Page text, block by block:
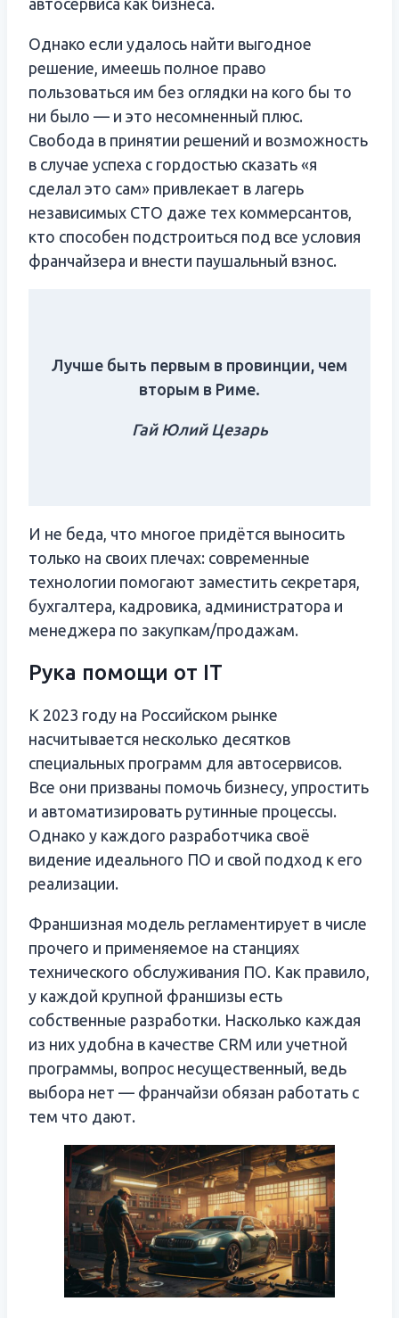
автосервиса как бизнеса.
Однако если удалось найти выгодное
решение, имеешь полное право
пользоваться им без оглядки на кого бы то
ни было — и это несомненный плюс.
Свобода в принятии решений и возможность
в случае успеха с гордостью сказать «я
сделал это сам» привлекает в лагерь
независимых СТО даже тех коммерсантов,
кто способен подстроиться под все условия
франчайзера и внести паушальный взнос.
Лучше быть первым в провинции, чем
вторым в Риме.
Гай Юлий Цезарь
И не беда, что многое придётся выносить
только на своих плечах: современные
технологии помогают заместить секретаря,
бухгалтера, кадровика, администратора и
менеджера по закупкам/продажам.
Рука помощи от IT
К 2023 году на Российском рынке
насчитывается несколько десятков
специальных программ для автосервисов.
Все они призваны помочь бизнесу, упростить
и автоматизировать рутинные процессы.
Однако у каждого разработчика своё
видение идеального ПО и свой подход к его
реализации.
Франшизная модель регламентирует в числе
прочего и применяемое на станциях
технического обслуживания ПО. Как правило,
у каждой крупной франшизы есть
собственные разработки. Насколько каждая
из них удобна в качестве CRM или учетной
программы, вопрос несущественный, ведь
выбора нет — франчайзи обязан работать с
тем что дают.